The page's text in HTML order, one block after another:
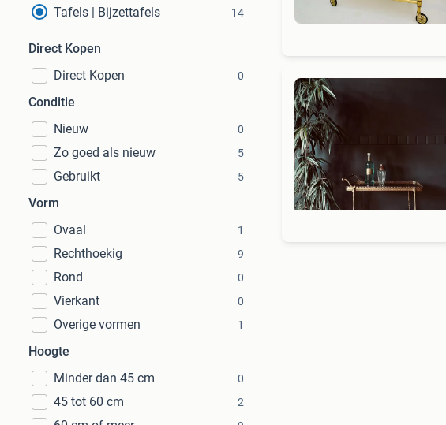
Tafels | Bijzettafels
14
Direct Kopen
Direct Kopen
0
Conditie
Nieuw
0
Zo goed als nieuw 5
Gebruikt 5
Vorm
Ovaal
1
Rechthoekig 9
Rond 0
Vierkant 0
Overige vormen 1
Hoogte
Minder dan 45 cm
0
45 tot 60 cm 2